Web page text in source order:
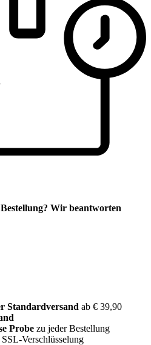
Wir beantworten
Standardversand ab € 39,90
Probe zu jeder Bestellung
Verschlüsselung